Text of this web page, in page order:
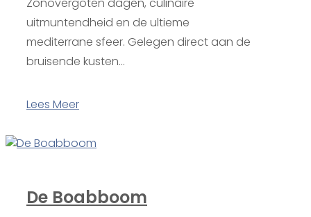
uitmuntendheid en de ultieme
mediterrane sfeer. Gelegen direct aan de
bruisende kusten...
Lees Meer
De Boabboom